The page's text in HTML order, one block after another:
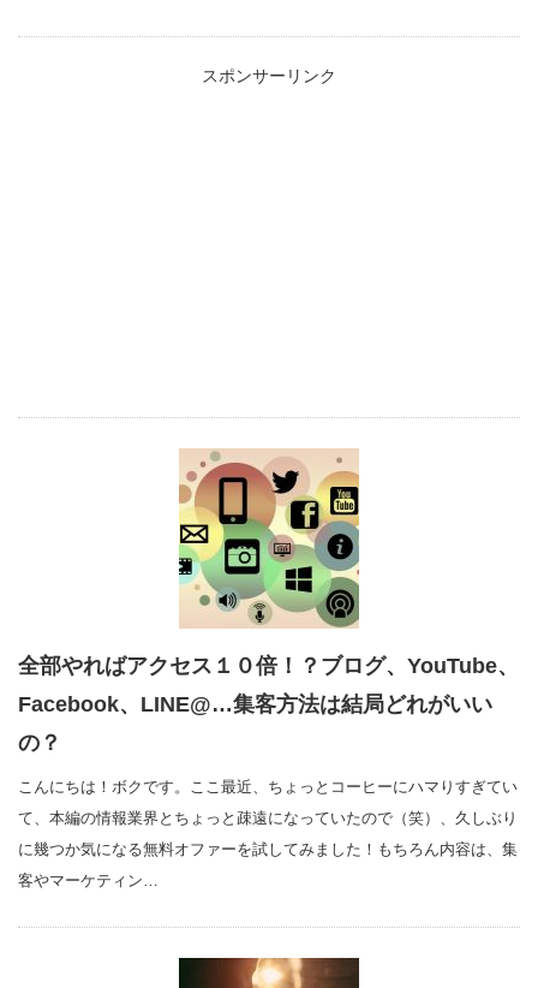
スポンサーリンク
全部やればアクセス１０倍！？ブログ、YouTube、
Facebook、LINE@…集客方法は結局どれがいい
の？
こんにちは！ボクです。ここ最近、ちょっとコーヒーにハマりすぎてい
て、本編の情報業界とちょっと疎遠になっていたので（笑）、久しぶり
に幾つか気になる無料オファーを試してみました！もちろん内容は、集
客やマーケティン…